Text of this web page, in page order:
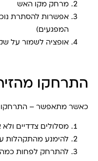
מרחק מקו האש
אפשרות להסתרת
המפגעים)
אופציה לשמור על
התרחקו
כאשר מתאפשר – התרחקו
מסלולים צדדיים
להימנע מהתקהלות
להתרחק לפחות כמה